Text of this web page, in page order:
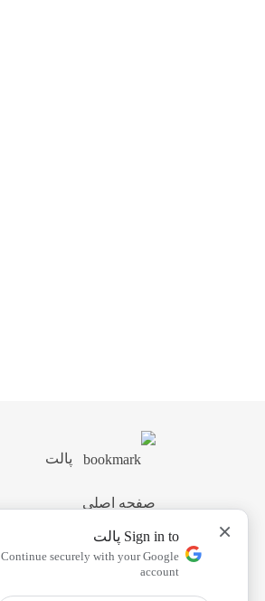
پالت
صفحه اصلی
اشتراک ویژه
پشتیبانی
× Sign in to پالت
Continue securely with your Google
account